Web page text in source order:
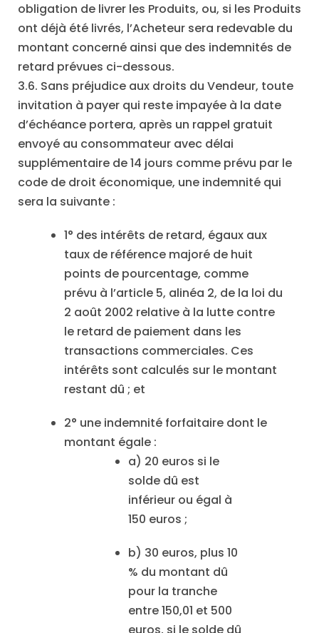
obligation de livrer les Produits, ou, si les Produits
ont déjà été livrés, l’Acheteur sera redevable du
montant concerné ainsi que des indemnités de
retard prévues ci-dessous.
3.6. Sans préjudice aux droits du Vendeur, toute
invitation à payer qui reste impayée à la date
d’échéance portera, après un rappel gratuit
envoyé au consommateur avec délai
supplémentaire de 14 jours comme prévu par le
code de droit économique, une indemnité qui
sera la suivante :
1° des intérêts de retard, égaux aux
taux de référence majoré de huit
points de pourcentage, comme
prévu à l’article 5, alinéa 2, de la loi du
2 août 2002 relative à la lutte contre
le retard de paiement dans les
transactions commerciales. Ces
intérêts sont calculés sur le montant
restant dû ; et
2° une indemnité forfaitaire dont le
montant égale :
a) 20 euros si le
solde dû est
inférieur ou égal à
150 euros ;
b) 30 euros, plus 10
% du montant dû
pour la tranche
entre 150,01 et 500